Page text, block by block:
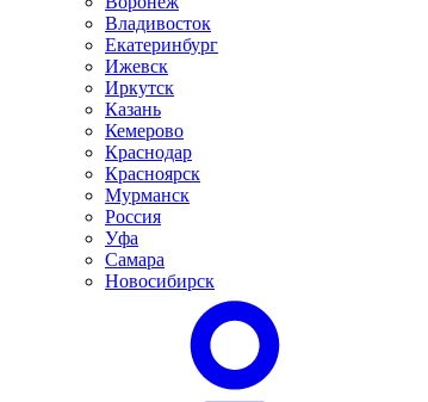
Владивосток
Екатеринбург
Ижевск
Иркутск
Казань
Кемерово
Краснодар
Красноярск
Мурманск
Россия
Уфа
Самара
Новосибирск